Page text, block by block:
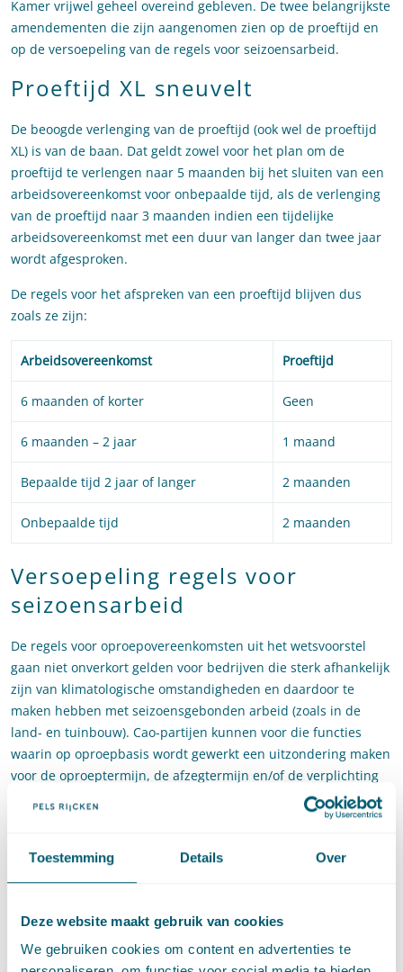
Toestemming Details Over
Deze website maakt gebruik van cookies
We gebruiken cookies om content en advertenties te
Kamer vrijwel geheel overeind gebleven. De twee belangrijkste
amendementen die zijn aangenomen zien op de proeftijd en
op de versoepeling van de regels voor seizoensarbeid.
Proeftijd XL sneuvelt
De beoogde verlenging van de proeftijd (ook wel de proeftijd
XL) is van de baan. Dat geldt zowel voor het plan om de
proeftijd te verlengen naar 5 maanden bij het sluiten van een
arbeidsovereenkomst voor onbepaalde tijd, als de verlenging
van de proeftijd naar 3 maanden indien een tijdelijke
arbeidsovereenkomst met een duur van langer dan twee jaar
wordt afgesproken.
De regels voor het afspreken van een proeftijd blijven dus
zoals ze zijn:
Arbeidsovereenkomst Proeftijd
6 maanden of korter Geen
6 maanden – 2 jaar 1 maand
Bepaalde tijd 2 jaar of langer 2 maanden
Onbepaalde tijd 2 maanden
Versoepeling regels voor
seizoensarbeid
De regels voor oproepovereenkomsten uit het wetsvoorstel
gaan niet onverkort gelden voor bedrijven die sterk afhankelijk
zijn van klimatologische omstandigheden en daardoor te
maken hebben met seizoensgebonden arbeid (zoals in de
land- en tuinbouw). Cao-partijen kunnen voor die functies
waarin op oproepbasis wordt gewerkt een uitzondering maken
voor de oproeptermijn, de afzegtermijn en/of de verplichting
om na 12 maanden een arbeidsovereenkomst aan te bieden
op basis van de uren die in de 12 maanden daarvoor
op seizoensarbeid blijft aldus flexibiliteit mogelijk.
het kort